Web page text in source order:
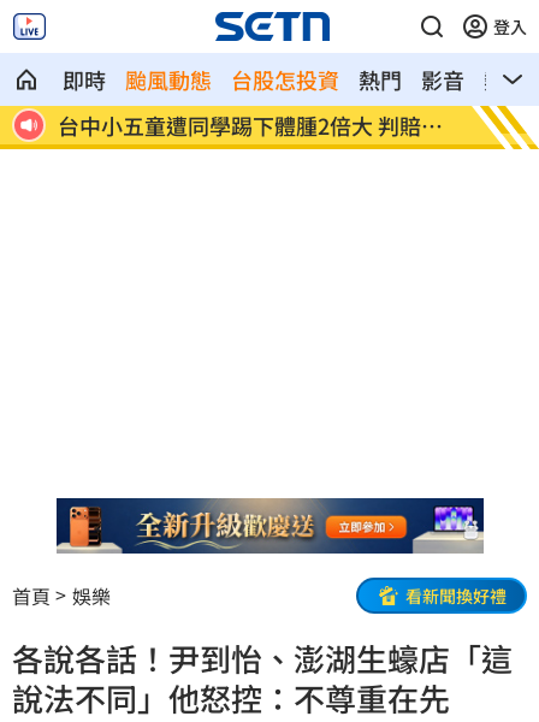
登入
即時 颱風動態 台股怎投資 熱門 影音
熱搜
難 台中小五童遭同學踢下體腫2倍大 判賠金
曝
粉絲
好
首頁 娛樂 看新聞換好禮
各說各話！尹到怡、澎湖生蠔店「這
說法不同」他怒控：不尊重在先